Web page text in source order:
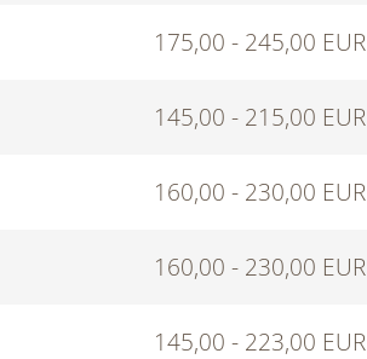
175,00 - 245,00 EUR
145,00 - 215,00 EUR
160,00 - 230,00 EUR
160,00 - 230,00 EUR
145,00 - 223,00 EUR